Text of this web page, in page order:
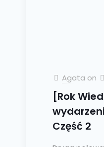
Agata on
[Rok
Część 2